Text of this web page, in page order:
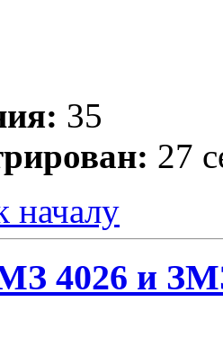
35
27
началу
4026 и